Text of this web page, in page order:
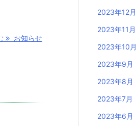
お知らせ
2023年12月
2023年11月
2023年10月
2023年9月
2023年8月
2023年7月
2023年6月